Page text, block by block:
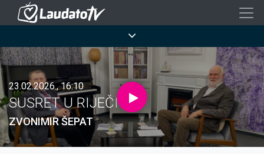
Skoči
sadržaj
23.02.2026., 16:10
SUSRET U RIJEČI
ZVONIMIR ŠEPAT